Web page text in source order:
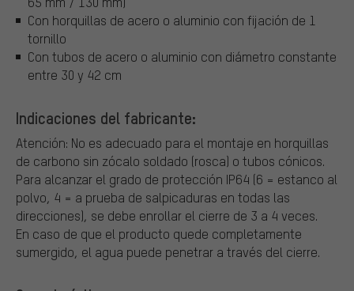
Con horquillas de acero o aluminio con fijación de 1
tornillo
Con tubos de acero o aluminio con diámetro constante
entre 30 y 42 cm
Indicaciones del fabricante:
Atención: No es adecuado para el montaje en horquillas
de carbono sin zócalo soldado (rosca) o tubos cónicos.
Para alcanzar el grado de protección IP64 (6 = estanco al
polvo, 4 = a prueba de salpicaduras en todas las
direcciones), se debe enrollar el cierre de 3 a 4 veces.
En caso de que el producto quede completamente
sumergido, el agua puede penetrar a través del cierre.